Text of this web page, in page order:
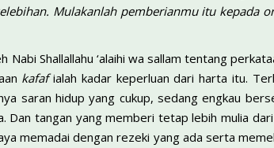
Mulakanlah pemberianmu itu kepada
Shallallahu ‘alaihi wa sallam tentang
kafafialah kadar keperluan dari harta itu.
saran hidup yang cukup, sedang engkau
Dan tangan yang memberi tetap lebih mulia
memadai dengan rezeki yang ada serta